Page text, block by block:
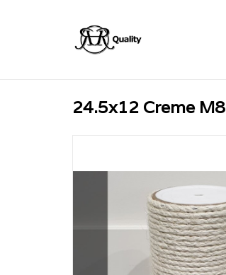
24.5x12 Creme M8